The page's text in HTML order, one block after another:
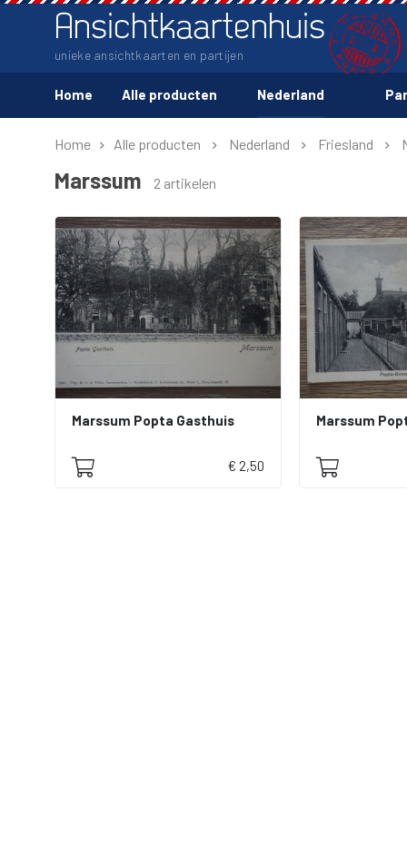
Ansichtkaartenhuis
unieke ansichtkaarten en partijen
Home Alle producten Nederland
Home Alle producten Nederland Friesland
Marssum 2 artikelen
Marssum Popta Gasthuis
€ 2,50